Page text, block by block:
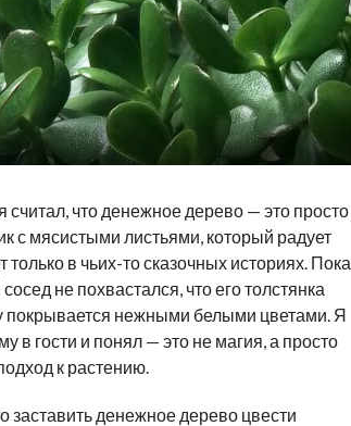
считал, что денежное дерево — это просто
с мясистыми листьями, который радует
только в чьих-то сказочных историях. Пока
не похвастался, что его толстянка
покрывается нежными белыми цветами. Я
в гости и понял — это не магия, а просто
к растению.
заставить денежное дерево цвести